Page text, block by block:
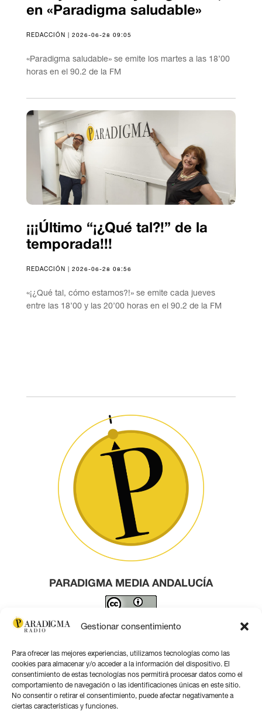
Gestionar consentimiento
Para ofrecer las mejores experiencias, utilizamos tecnologías como las
cookies para almacenar y/o acceder a la información del dispositivo. El
consentimiento de estas tecnologías nos permitirá procesar datos como el
comportamiento de navegación o las identificaciones únicas en este sitio.
No consentir o retirar el consentimiento, puede afectar negativamente a
ciertas características y funciones.
en «Paradigma saludable»
REDACCIÓN | 2026-06-28 09:05
«Paradigma saludable» se emite los martes a las 18’00
horas en el 90.2 de la FM
¡¡¡Último “¡¿Qué tal?!” de la
temporada!!!
REDACCIÓN | 2026-06-28 08:56
«¡¿Qué tal, cómo estamos?!» se emite cada jueves
entre las 18’00 y las 20’00 horas en el 90.2 de la FM
PARADIGMA MEDIA ANDALUCÍA
Este obra está bajo una licencia de Creative Commons
Contacto por correo